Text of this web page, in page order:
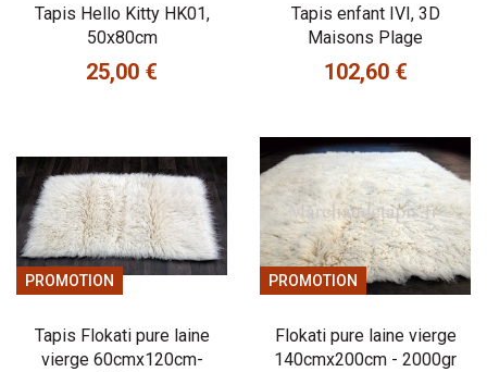
Tapis Hello Kitty HK01,
50x80cm
Prix
25,00 €
Tapis enfant IVI, 3D
Maisons Plage
Prix
102,60 €
PROMOTION
Tapis Flokati pure laine
vierge 60cmx120cm-
PROMOTION
Flokati pure laine vierge
140cmx200cm - 2000gr